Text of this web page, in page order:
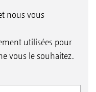
nous vous
utilisées pour
vous le souhaitez.